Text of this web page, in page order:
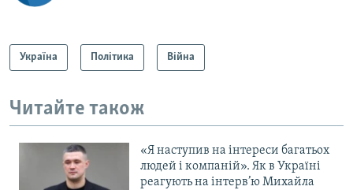
Україна Політика Війна
Читайте також
«Я наступив на інтереси багатьох
людей і компаній». Як в Україні
реагують на інтерв’ю Михайла